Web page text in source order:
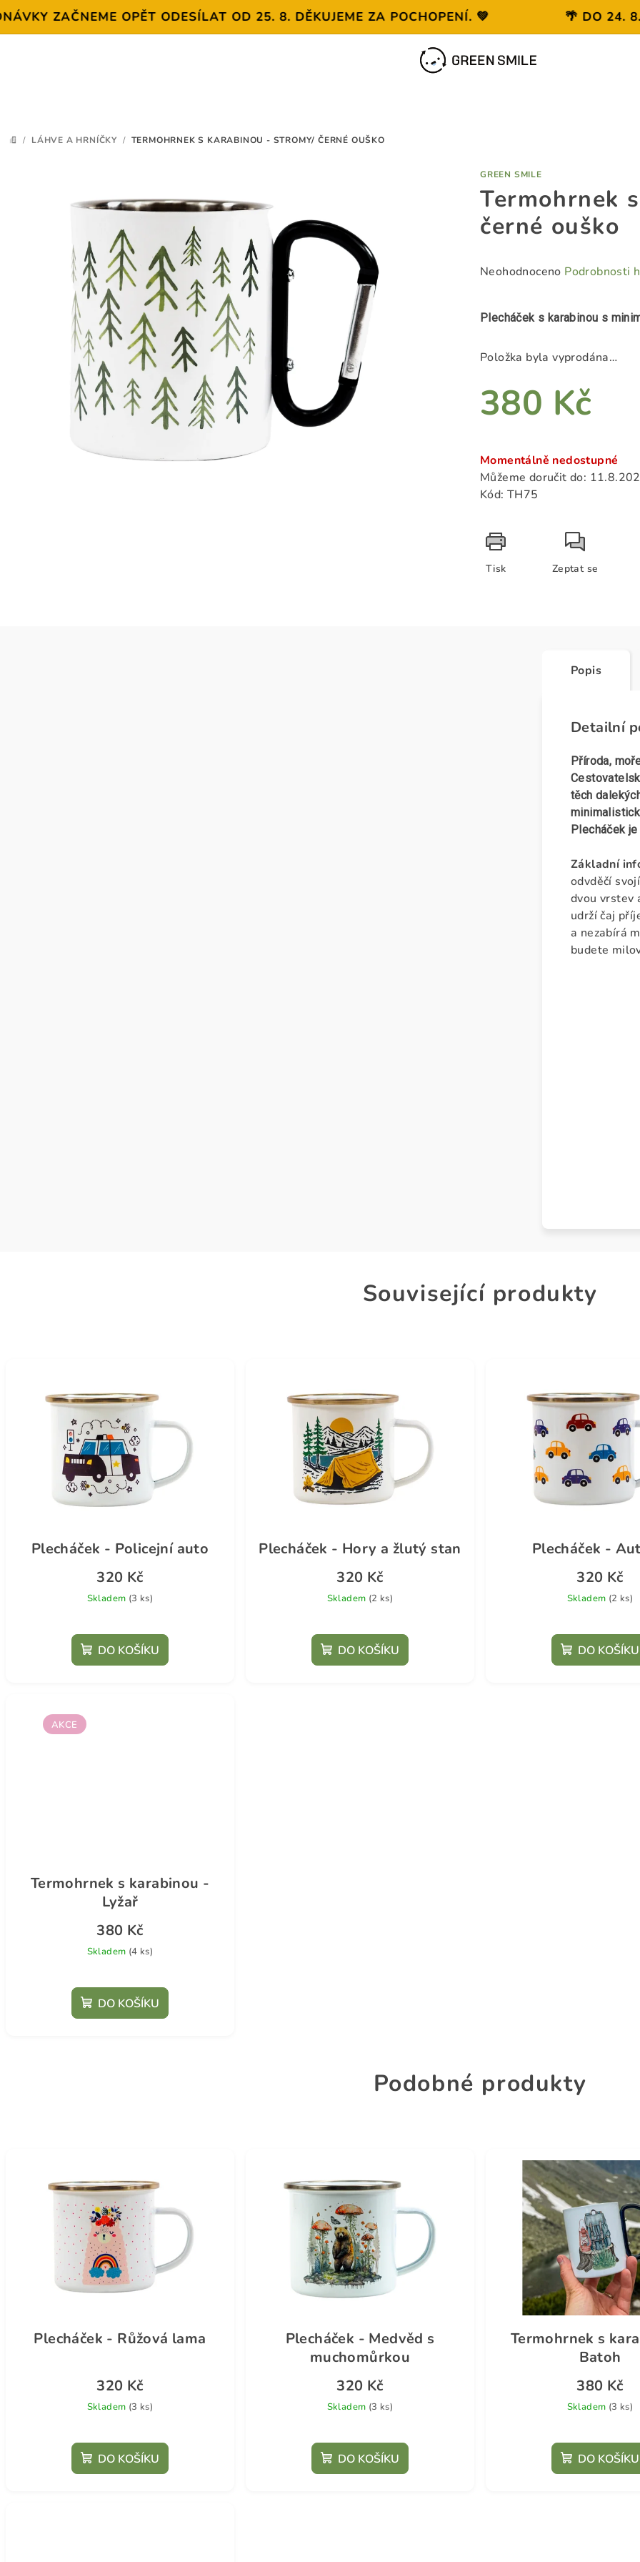
OPĚT ODESÍLAT OD 25. 8. DĚKUJEME ZA POCHOPENÍ. 💚 🌴 DO 24. 8.
DOMŮ
/ LÁHVE A HRNÍČKY / TERMOHRNEK S KARABINOU - STROMY/ ČERNÉ OUŠKO
GREEN SMILE
Termohrnek
černé ouško
Průměrné
je
z
hvězdiček.
Neohodnoceno Podrobnosti
Plecháček s karabinou s
Položka byla vyprodána…
380 Kč
cena:
Momentálně nedostupné
Můžeme doručit do:
Kód: TH75
Tisk Zeptat se
Popis
Detailní
Příroda,
těch
Plecháček
Základní
odvděčí
dvou vrstev
udrží čaj
a nezabírá
budete
Související produkty
Plecháček - Policejní auto
320 Kč
Skladem (3 ks)
DO KOŠÍKU
Plecháček - Hory a žlutý stan
320 Kč
Skladem (2 ks)
DO KOŠÍKU
Plecháček -
320 Kč
Skladem (2 ks)
DO KOŠÍKU
AKCE
Termohrnek s karabinou -
Lyžař
380 Kč
Skladem (4 ks)
hodnocení
produktu
DO KOŠÍKU
Podobné produkty
Plecháček - Růžová lama
320 Kč
Skladem (3 ks)
DO KOŠÍKU
Plecháček - Medvěd s
muchomůrkou
320 Kč
Skladem (3 ks)
DO KOŠÍKU
Termohrnek s
Batoh
380 Kč
Skladem (3 ks)
DO KOŠÍKU